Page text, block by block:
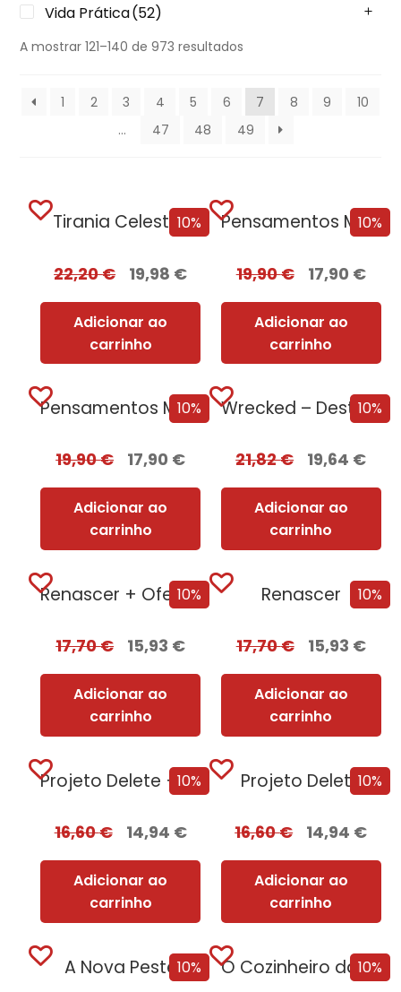
Vida Prática(52)
A mostrar 121–140 de 973 resultados
1 2 3 4 5 6 7 8 9
10
…
47 48 49
10%
Tirania Celestial
22,20€ 19,98 €
Adicionar ao
carrinho
10%
Pensamentos Malignos + Oferta A Pequena Livraria...
19,90€ 17,90 €
Adicionar ao
carrinho
10%
Pensamentos Malignos
19,90€ 17,90 €
Adicionar ao
carrinho
10%
Wrecked – Destruição e Ruína
21,82€ 19,64 €
Adicionar ao
carrinho
10%
Renascer + Oferta Corpus
17,70€ 15,93 €
Adicionar ao
carrinho
10%
Renascer
17,70€ 15,93 €
Adicionar ao
carrinho
10%
Projeto Delete + Oferta Nemesis
16,60€ 14,94 €
Adicionar ao
carrinho
10%
Projeto Delete
16,60€ 14,94 €
Adicionar ao
carrinho
10%
A Nova Peste 10%
O Cozinheiro da Rainha Adúltera